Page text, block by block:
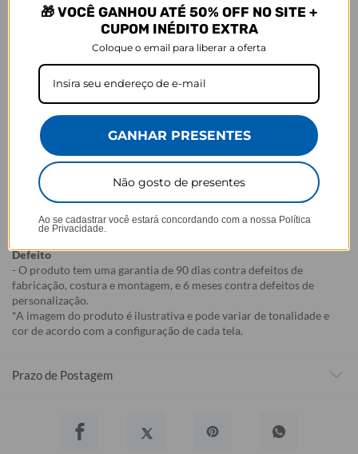
Garantia:
- Os nossos produtos personalizados (estampados ou
customizados com nome/foto) são feitos especialmente para você,
de acordo com a opção escolhida no momento da compra.
- Isso significa que a produção só começa após a confirmação do
selecionada,
mesmo quando não há customização com nome
- Por isso, é super importante conferir com atenção todos os
detalhes antes de finalizar a compra, como modelo, estampa e
variações escolhidas.
- Após o início da produção,
cancelamentos ou alterações
, pois o produto não pode retornar
ao estoque.
Defeito
- O produto tem uma garantia de 90 dias contra defeitos de
fabricação, costura e montagem, e 6 meses contra defeitos de
personalização.
*A imagem do produto é ilustrativa e pode variar de tonalidade e
cor de acordo com a configuração de cada tela.
Prazo de Postagem
🎁 VOCÊ GANHOU ATÉ 50% OFF NO SITE +
CUPOM INÉDITO EXTRA
Coloque o email para liberar a oferta
GANHAR PRESENTES
Não gosto de presentes
Ao se cadastrar você estará concordando com a nossa Política
de Privacidade.